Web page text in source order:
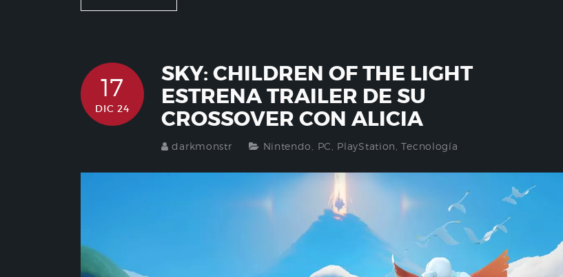
17
DIC 24
SKY: CHILDREN OF THE LIGHT
ESTRENA TRAILER DE SU
CROSSOVER CON ALICIA
darkmonstr Nintendo PC PlayStation ,Tecnología